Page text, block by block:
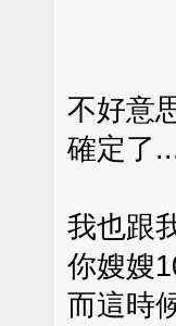
不好意
確定了
我也跟
你嫂嫂
而這時